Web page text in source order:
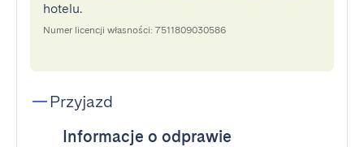
hotelu.
Numer licencji własności: 7511809030586
Przyjazd
Informacje o odprawie